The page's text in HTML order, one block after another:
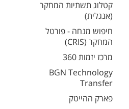
קטלוג תשתיות המחקר
(אנגלית)
חיפוש מנחה - פורטל
המחקר (CRIS)
מרכז יזמות 360
BGN Technology
Transfer
פארק ההייטק